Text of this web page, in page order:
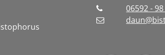
06592 -